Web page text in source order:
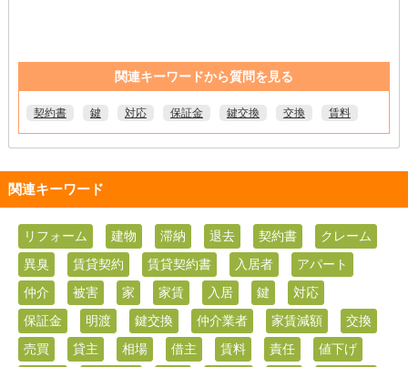
関連キーワードから質問を見る
契約書 鍵 対応 保証金 鍵交換 交換 賃料
関連キーワード
リフォーム 建物 滞納 退去 契約書
クレーム
異臭
賃貸契約 賃貸契約書 入居者
アパート
仲介
被害 家 家賃 入居 鍵
対応
保証金
明渡 鍵交換 仲介業者 家賃減額
交換
売買
貸主 相場 借主 賃料 責任
値下げ